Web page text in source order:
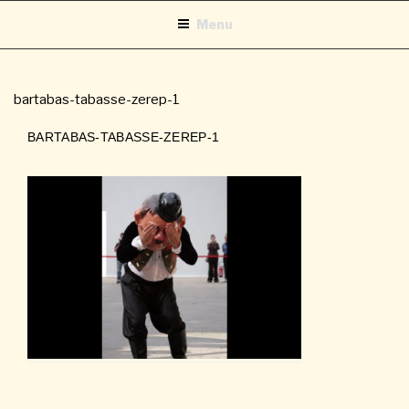
contenu
Menu
bartabas-tabasse-zerep-1
BARTABAS-TABASSE-ZEREP-1